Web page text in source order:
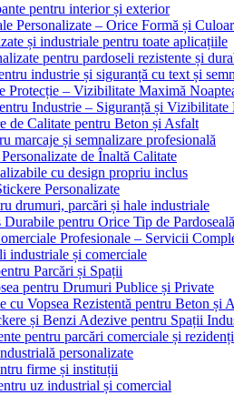
pentru interior și exterior
Personalizate – Orice Formă și
și industriale pentru toate aplicațiile
pentru pardoseli rezistente și
industrie și siguranță cu text și
Protecție – Vizibilitate Maximă
Industrie – Siguranță și Vizibilitate
de Calitate pentru Beton și Asfalt
marcaje și semnalizare profesională
de Înaltă Calitate
cu design propriu inclus
Personalizate
drumuri, parcări și hale industriale
pentru Orice Tip de Pardoseală
Profesionale – Servicii
industriale și comerciale
Parcări și Spații
pentru Drumuri Publice și Private
cu Vopsea Rezistentă pentru Beton și
și Benzi Adezive pentru Spații
pentru parcări comerciale și
personalizate
firme și instituții
uz industrial și comercial